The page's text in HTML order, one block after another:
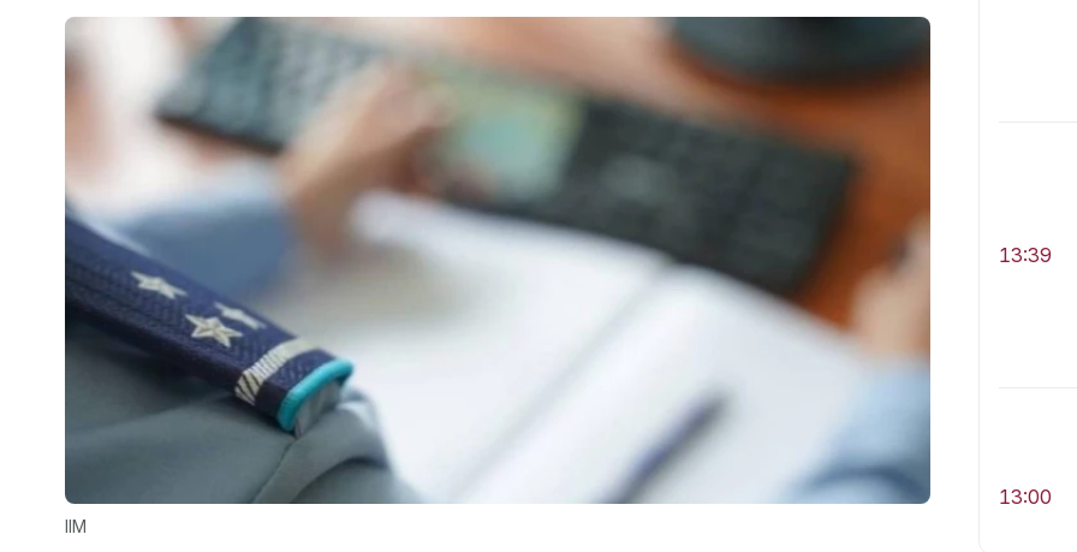
ІІМ
13:39
13:00